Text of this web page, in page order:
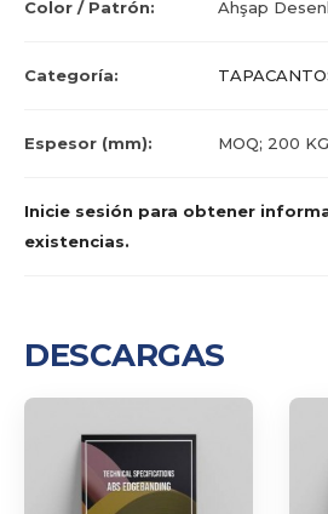
Color / Patrón: Ahşap
Categoría:
Espesor (mm): MOQ; 200
Inicie sesión para obtener
existencias.
DESCARGAS